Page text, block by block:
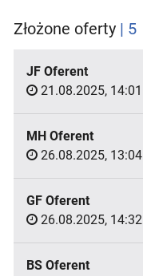
Złożone oferty | 5
JF Oferent
21.08.2025, 14:01
MH Oferent
26.08.2025, 13:04
GF Oferent
26.08.2025, 14:32
BS Oferent